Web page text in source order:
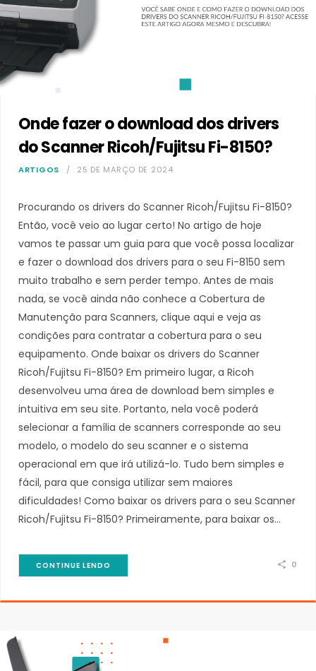
Onde fazer o download dos drivers
do Scanner Ricoh/Fujitsu Fi-8150?
ARTIGOS 25 DE MARÇO DE 2024
Procurando os drivers do Scanner Ricoh/Fujitsu Fi-8150?
Então, você veio ao lugar certo! No artigo de hoje
vamos te passar um guia para que você possa localizar
e fazer o download dos drivers para o seu Fi-8150 sem
muito trabalho e sem perder tempo. Antes de mais
nada, se você ainda não conhece a Cobertura de
Manutenção para Scanners, clique aqui e veja as
condições para contratar a cobertura para o seu
equipamento. Onde baixar os drivers do Scanner
Ricoh/Fujitsu Fi-8150? Em primeiro lugar, a Ricoh
desenvolveu uma área de download bem simples e
intuitiva em seu site. Portanto, nela você poderá
selecionar a família de scanners corresponde ao seu
modelo, o modelo do seu scanner e o sistema
operacional em que irá utilizá-lo. Tudo bem simples e
fácil, para que consiga utilizar sem maiores
dificuldades! Como baixar os drivers para o seu Scanner
Ricoh/Fujitsu Fi-8150? Primeiramente, para baixar os…
CONTINUE LENDO 0